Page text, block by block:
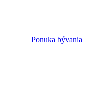
Ponuka bývania